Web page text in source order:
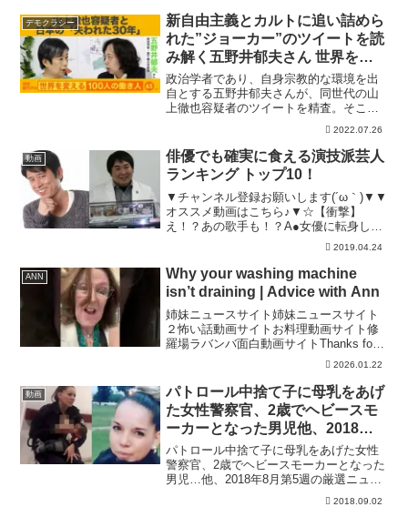
デモクラシー
新自由主義とカルトに追い詰めら
れた”ジョーカー”のツイートを読
み解く五野井郁夫さん 世界を変
える100人の働き人65人目
2022.7.25
政治学者であり、自身宗教的な環境を出
自とする五野井郁夫さんが、同世代の山
上徹也容疑者のツイートを精査。そこか
ら見えてくるこの事件からは、人生を破
壊された”カルト２世の逆襲”という表層的
な理解にとどまらず、ロスジェネと呼ば
れる世代に共通する価...
2022.07.26
動画
俳優でも確実に食える演技派芸人
ランキング トップ10！
▼チャンネル登録お願いします(´ω｀)▼▼
オススメ動画はこちら♪▼☆【衝撃】
え！？あの歌手も！？A●女優に転身した
芸能人まとめ！☆ヤバイ事をして干され
た芸能人まとめ！☆【衝撃】ベッド写真
が流出した芸能人まとめ！☆【衝撃】元
芸能記者が暴露！...
2019.04.24
ANN
Why your washing machine
isn’t draining | Advice with Ann
姉妹ニュースサイト姉妹ニュースサイト
２怖い話動画サイトお料理動画サイト修
羅場ラバンバ面白動画サイトThanks for
watching!• TikTok: • Check out my2026.01.22
動画
パトロール中捨て子に母乳をあげ
た女性警察官、2歳でヘビースモ
ーカーとなった男児他、2018年8
月第5週ニュースまとめ – トモニ
ュース
パトロール中捨て子に母乳をあげた女性
警察官、2歳でヘビースモーカーとなった
男児…他、2018年8月第5週の厳選ニュー
スをまとめてお届けします!1.小児病院へ
パトロールに来ていた女性警察官。その
2018.09.02